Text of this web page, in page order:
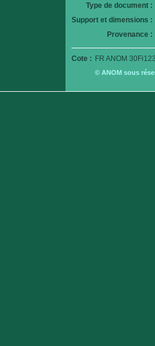
Type de document :
Support et dimensions :
Provenance :
Cote : FR ANOM
© ANOM sous